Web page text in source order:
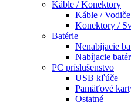
Káble / Konektory
Káble / Vodiče
Konektory /
Batérie
Nenabíjacie
Nabíjacie
PC príslušenstvo
USB kľúče
Pamäťové
Ostatné